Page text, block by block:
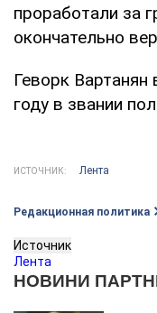
проработали за
окончательно
Геворк
году в звании
ИСТОЧНИК: Лента
Редакционная политика
Источник
Лента